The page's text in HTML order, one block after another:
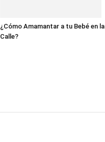
¿Cómo Amamantar a tu Bebé en la
Calle?